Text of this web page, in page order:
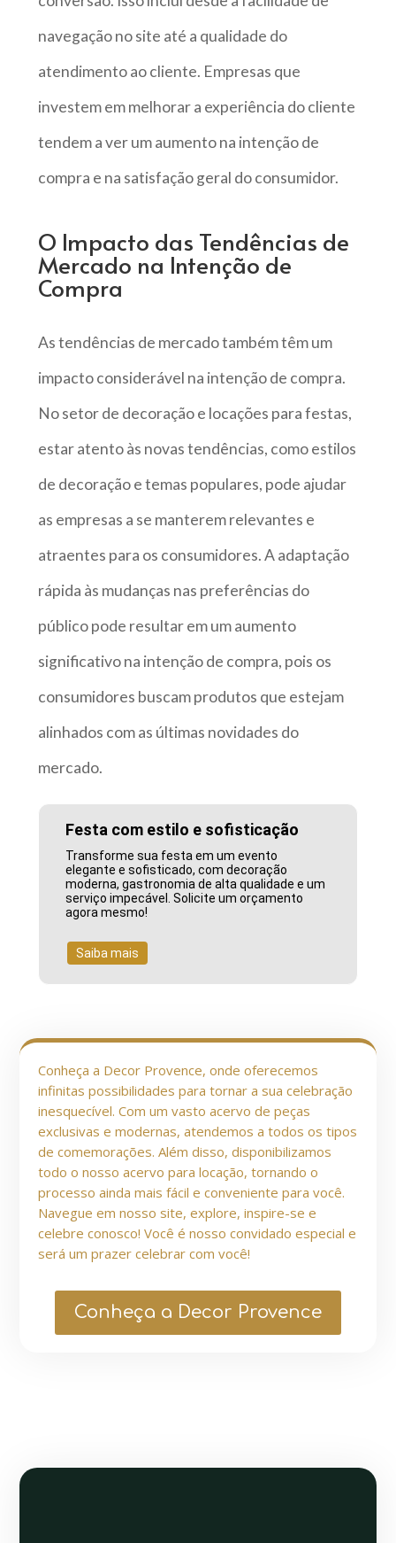
navegação no site até a qualidade do
atendimento ao cliente. Empresas que
investem em melhorar a experiência do cliente
tendem a ver um aumento na intenção de
compra e na satisfação geral do consumidor.
O Impacto das Tendências de
Mercado na Intenção de
Compra
As tendências de mercado também têm um
impacto considerável na intenção de compra.
No setor de decoração e locações para festas,
estar atento às novas tendências, como estilos
de decoração e temas populares, pode ajudar
as empresas a se manterem relevantes e
atraentes para os consumidores. A adaptação
rápida às mudanças nas preferências do
público pode resultar em um aumento
significativo na intenção de compra, pois os
consumidores buscam produtos que estejam
alinhados com as últimas novidades do
mercado.
Festa com estilo e sofisticação
Transforme sua festa em um evento
elegante e sofisticado, com decoração
moderna, gastronomia de alta qualidade e um
serviço impecável. Solicite um orçamento
agora mesmo!
Saiba mais
Conheça a Decor Provence, onde oferecemos
infinitas possibilidades para tornar a sua celebração
inesquecível. Com um vasto acervo de peças
exclusivas e modernas, atendemos a todos os tipos
de comemorações. Além disso, disponibilizamos
todo o nosso acervo para locação, tornando o
processo ainda mais fácil e conveniente para você.
Navegue em nosso site, explore, inspire-se e
celebre conosco! Você é nosso convidado especial e
será um prazer celebrar com você!
Conheça a Decor Provence